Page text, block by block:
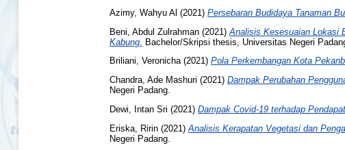
Azimy, Wahyu Al (2021) Persebaran Budidaya Tanaman
Beni, Abdul Zulrahman (2021) Analisis Kesesuaian Lokasi
Kabung. Bachelor/Skripsi thesis, Universitas Negeri
Briliani, Veronicha(2021) Pola Perkembangan Kota
Chandra, Ade Mashuri (2021) Dampak Perubahan
Negeri Padang.
Dewi, Intan Sri (2021) Dampak Covid-19 terhadap
Eriska, Ririn (2021) Analisis Kerapatan Vegetasi dan
Negeri Padang.